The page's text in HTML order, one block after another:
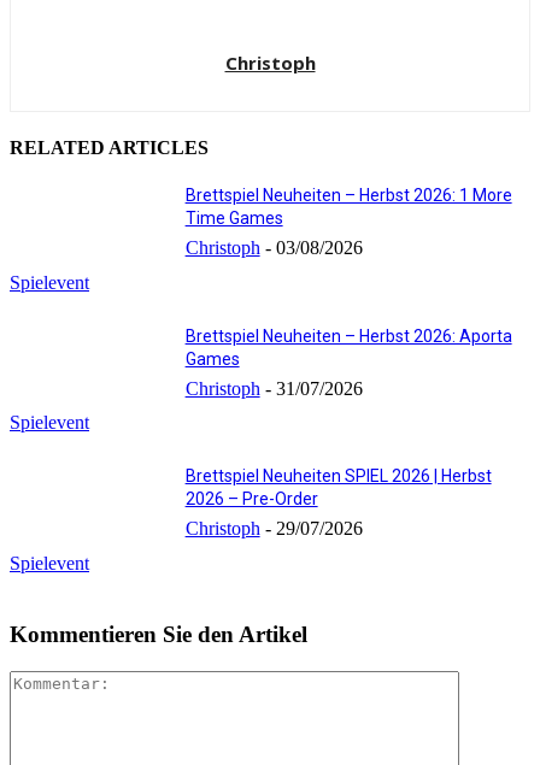
Christoph
RELATED ARTICLES
Spielevent
Brettspiel Neuheiten – Herbst 2026: 1 More
Time Games
Christoph - 03/08/2026
Spielevent
Brettspiel Neuheiten – Herbst 2026: Aporta
Games
Christoph - 31/07/2026
Spielevent
Brettspiel Neuheiten SPIEL 2026 | Herbst
2026 – Pre-Order
Christoph - 29/07/2026
Kommentieren Sie den Artikel